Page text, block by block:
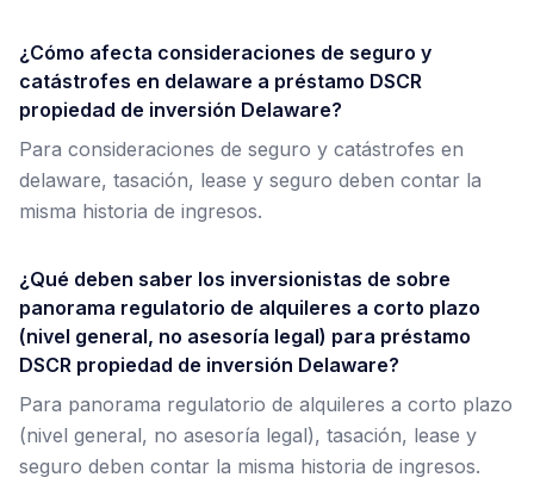
¿Cómo afecta consideraciones de seguro y
catástrofes en delaware a préstamo DSCR
propiedad de inversión Delaware?
Para consideraciones de seguro y catástrofes en
delaware, tasación, lease y seguro deben contar la
misma historia de ingresos.
¿Qué deben saber los inversionistas de sobre
panorama regulatorio de alquileres a corto plazo
(nivel general, no asesoría legal) para préstamo
DSCR propiedad de inversión Delaware?
Para panorama regulatorio de alquileres a corto plazo
(nivel general, no asesoría legal), tasación, lease y
seguro deben contar la misma historia de ingresos.